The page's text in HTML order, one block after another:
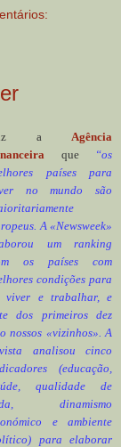
a Agência
que
“os
países para
no mundo são
A «Newsweek»
um ranking
os países com
condições para
viver e trabalhar, e
dos primeiros dez
nossos «vizinhos». A
analisou cinco
(educação,
qualidade de
dinamismo
e ambiente
para elaborar